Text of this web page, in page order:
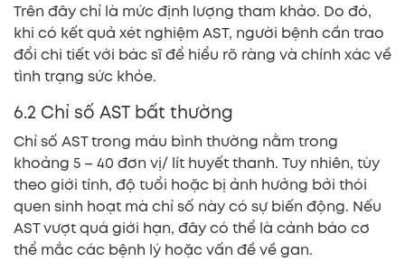
Trên đây chỉ là mức định lượng tham khảo. Do đó,
khi có kết quả xét nghiệm AST, người bệnh cần trao
đổi chi tiết với bác sĩ để hiểu rõ ràng và chính xác về
tình trạng sức khỏe.
6.2 Chỉ số AST bất thường
Chỉ số AST trong máu bình thường nằm trong
khoảng 5 – 40 đơn vị/ lít huyết thanh. Tuy nhiên, tùy
theo giới tính, độ tuổi hoặc bị ảnh hưởng bởi thói
quen sinh hoạt mà chỉ số này có sự biến động. Nếu
AST vượt quá giới hạn, đây có thể là cảnh báo cơ
thể mắc các bệnh lý hoặc vấn đề về gan.